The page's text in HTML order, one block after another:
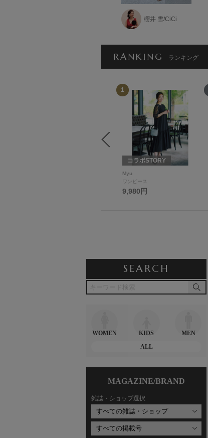
SEARCH
WOMEN KIDS
MEN
ALL
MAGAZINE/BRAND
雑誌・ショップ選択
櫻井 雪/CiCi
RANKING ランキング
1
コラボSTORY
Myu
ワンピース
9,980円